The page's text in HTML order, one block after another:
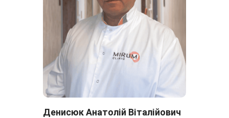
Денисюк Анатолій Віталійович